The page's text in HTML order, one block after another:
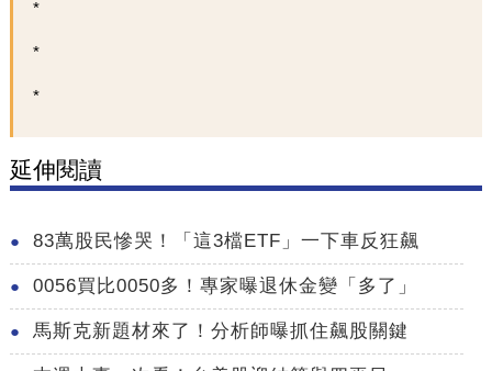
延伸閱讀
83萬股民慘哭！「這3檔ETF」一下車反狂飆
0056買比0050多！專家曝退休金變「多了」
馬斯克新題材來了！分析師曝抓住飆股關鍵